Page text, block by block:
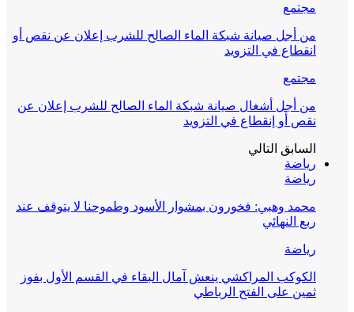
مجتمع
من أجل صيانة شبكة الماء الصالح للشرب إعلان عن نقص أو
انقطاع في التزويد
مجتمع
من أجل أشغال صيانة شبكة الماء الصالح للشرب إعلان عن
نقص أو إنقطاع في التزويد
السابق التالي
رياضة
رياضة
محمد وهبي: فخورون بمشوار الأسود وطموحنا لا يتوقف عند
ربع النهائي
رياضة
الكوكب المراكشي ينعش آمال البقاء في القسم الأول بفوز
ثمين على الفتح الرباطي